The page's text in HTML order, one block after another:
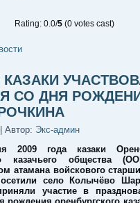
Rating: 0.0/5 (0 votes cast)
КАЗАКИ
СО ДНЯ
Автор: Экс-админ
2009 года казаки
казачьего общества
атамана войскового
село Колычёво
участие в